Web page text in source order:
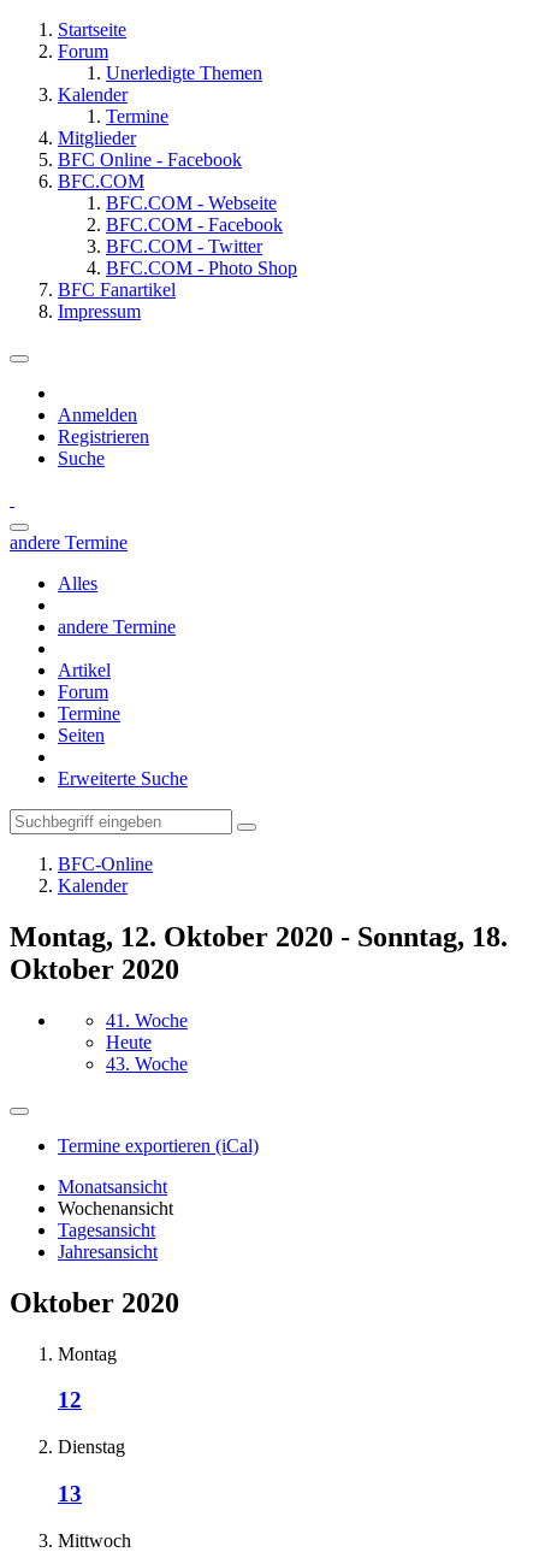
Startseite
Forum
Unerledigte Themen
Kalender
Termine
Mitglieder
BFC Online - Facebook
BFC.COM
BFC.COM - Webseite
BFC.COM - Facebook
BFC.COM - Twitter
BFC.COM - Photo Shop
BFC Fanartikel
Impressum
Anmelden
Registrieren
Suche
andere Termine
Alles
andere Termine
Artikel
Forum
Termine
Seiten
Erweiterte Suche
BFC-Online
Kalender
Montag, 12. Oktober 2020 - Sonntag, 18.
Oktober 2020
41. Woche
Heute
43. Woche
Termine exportieren (iCal)
Monatsansicht
Wochenansicht
Tagesansicht
Jahresansicht
Oktober 2020
Montag
12
Dienstag
13
Mittwoch